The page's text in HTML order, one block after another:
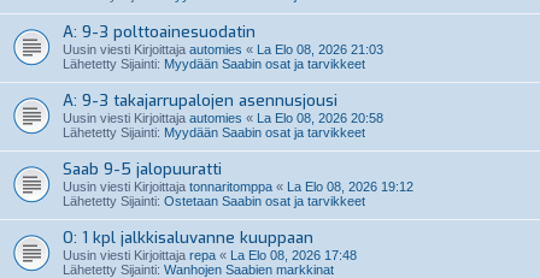
A: 9-3 polttoainesuodatin
Uusin viesti Kirjoittaja automies « La Elo 08, 2026 21:03
Lähetetty Sijainti: Myydään Saabin osat ja tarvikkeet
A: 9-3 takajarrupalojen asennusjousi
Uusin viesti Kirjoittaja automies « La Elo 08, 2026 20:58
Lähetetty Sijainti: Myydään Saabin osat ja tarvikkeet
Saab 9-5 jalopuuratti
Uusin viesti Kirjoittaja tonnaritomppa « La Elo 08, 2026 19:12
Lähetetty Sijainti: Ostetaan Saabin osat ja tarvikkeet
O: 1 kpl jalkkisaluvanne kuuppaan
Uusin viesti Kirjoittaja repa « La Elo 08, 2026 17:48
Lähetetty Sijainti: Wanhojen Saabien markkinat